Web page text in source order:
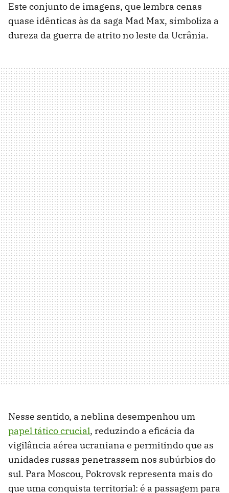
Este conjunto de imagens, que lembra cenas
quase idênticas às da saga Mad Max, simboliza a
dureza da guerra de atrito no leste da Ucrânia.
Nesse sentido, a neblina desempenhou um
papel tático crucial, reduzindo a eficácia da
vigilância aérea ucraniana e permitindo que as
unidades russas penetrassem nos subúrbios do
sul. Para Moscou, Pokrovsk representa mais do
que uma conquista territorial: é a passagem para